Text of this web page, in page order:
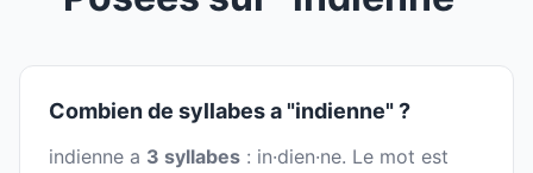
Combien de syllabes a "indienne" ?
indienne a 3 syllabes : in·dien·ne. Le mot est